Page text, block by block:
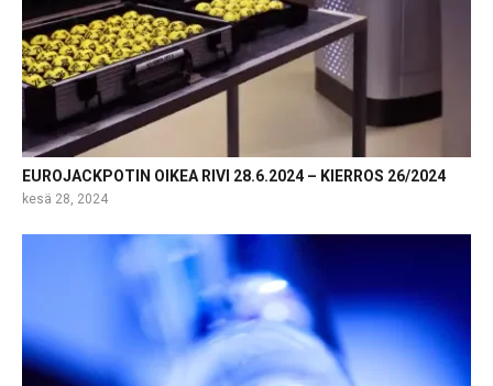
EUROJACKPOTIN OIKEA RIVI 28.6.2024 – KIERROS 26/2024
kesä 28, 2024